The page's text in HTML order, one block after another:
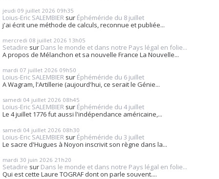
jeudi 09 juillet 2026 09h35
Loius-Eric SALEMBIER sur Éphéméride du 8 juillet
j'ai écrit une méthode de calculs, reconnue et publiée...
mercredi 08 juillet 2026 13h05
Setadire sur Dans le monde et dans notre Pays légal en folie...
A propos de Mélanchon et sa nouvelle France La Nouvelle...
mardi 07 juillet 2026 09h50
Loius-Eric SALEMBIER sur Éphéméride du 6 juillet
A Wagram, l'Artillerie (aujourd'hui, ce serait le Génie...
samedi 04 juillet 2026 08h45
Loius-Eric SALEMBIER sur Éphéméride du 4 juillet
Le 4 juillet 1776 fut aussi l'indépendance américaine,...
samedi 04 juillet 2026 08h30
Loius-Eric SALEMBIER sur Éphéméride du 3 juillet
Le sacre d'Hugues à Noyon inscrivit son règne dans la...
mardi 30 juin 2026 21h20
Setadire sur Dans le monde et dans notre Pays légal en folie...
Qui est cette Laure TOGRAF dont on parle souvent....